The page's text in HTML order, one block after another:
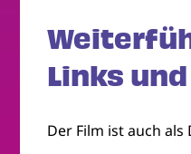
Links
Der Film ist auch als